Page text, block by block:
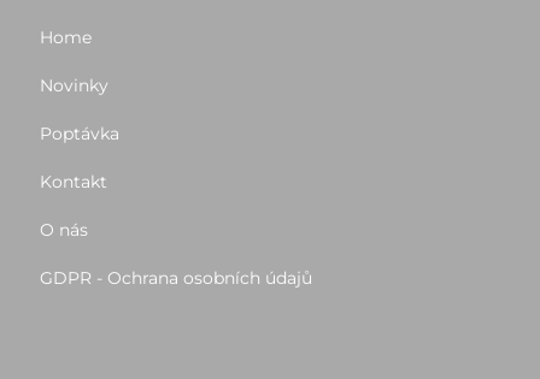
Home
Novinky
Poptávka
Kontakt
O nás
GDPR - Ochrana osobních údajů